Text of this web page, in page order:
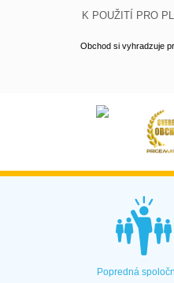
K POUŽITÍ PRO
Obchod si vyhradzuje
Popredná